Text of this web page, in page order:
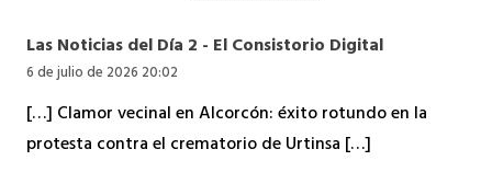
Las Noticias del Día 2 - El Consistorio Digital
6 de julio de 2026 20:02
[…] Clamor vecinal en Alcorcón: éxito rotundo en la
protesta contra el crematorio de Urtinsa […]